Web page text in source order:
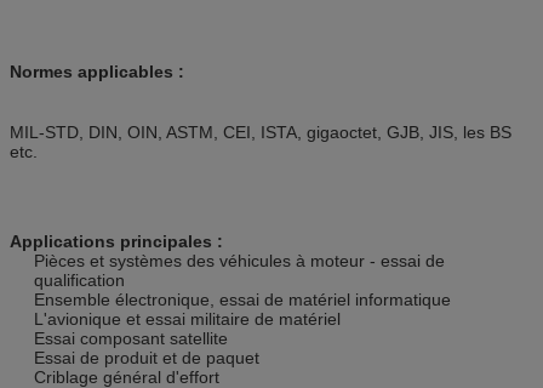
Normes applicables :
MIL-STD, DIN, OIN, ASTM, CEI, ISTA, gigaoctet, GJB, JIS, les BS
etc.
Applications principales :
Pièces et systèmes des véhicules à moteur - essai de
qualification
Ensemble électronique, essai de matériel informatique
L'avionique et essai militaire de matériel
Essai composant satellite
Essai de produit et de paquet
Criblage général d'effort